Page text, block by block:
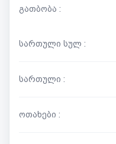
გათბობა :
სართული სულ :
სართული :
ოთახები :